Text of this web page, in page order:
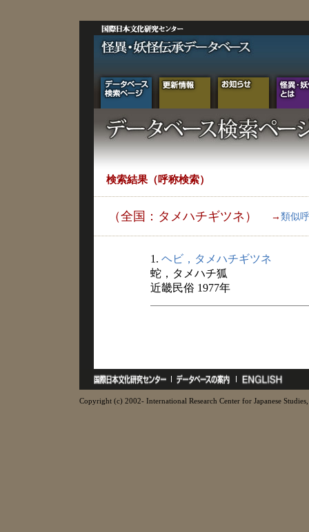
検索結果（呼称検索）
（全国：タメハチギツネ） → 類似
1. ヘビ，タメハチギツネ
蛇，タメハチ狐
近畿民俗 1977年
Copyright (c) 2002- International Research Center for Japanese